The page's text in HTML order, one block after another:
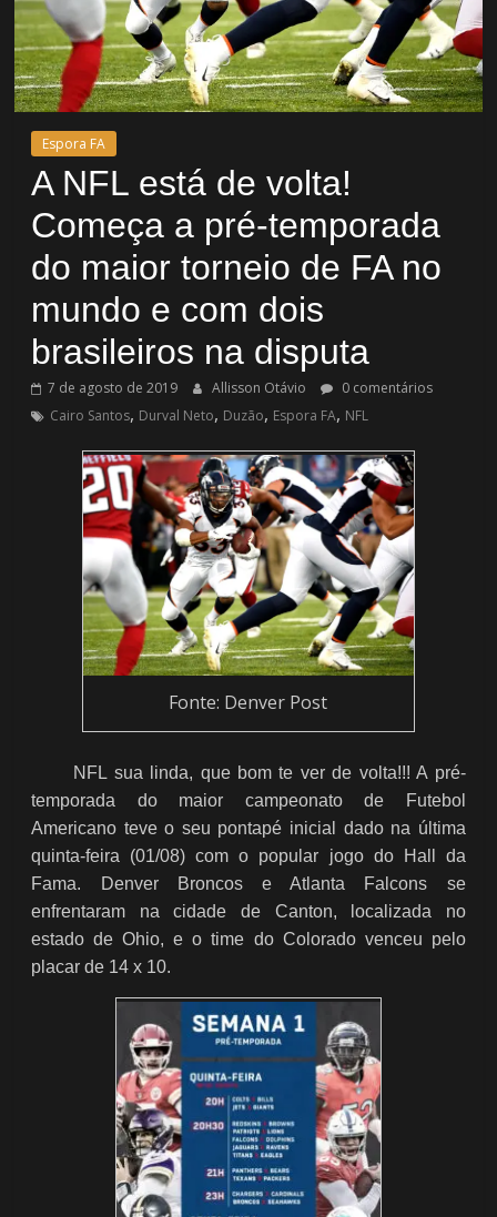
Espora FA
A NFL está de volta!
Começa a pré-temporada
do maior torneio de FA no
mundo e com dois
brasileiros na disputa
7 de agosto de 2019 Allisson Otávio
0 comentários
Cairo Santos, Durval Neto, Duzão, Espora FA, NFL
Fonte: Denver Post
NFL sua linda, que bom te ver de volta!!! A pré-
temporada do maior campeonato de Futebol
Americano teve o seu pontapé inicial dado na última
quinta-feira (01/08) com o popular jogo do Hall da
Fama. Denver Broncos e Atlanta Falcons se
enfrentaram na cidade de Canton, localizada no
estado de Ohio, e o time do Colorado venceu pelo
placar de 14 x 10.